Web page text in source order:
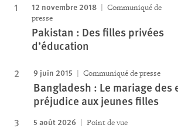
12 novembre 2018
Communiqué de
presse
Pakistan : Des filles privées
d’éducation
9 juin 2015 Communiqué de presse
Bangladesh : Le mariage des
préjudice aux jeunes filles
5 août 2026 Point de vue